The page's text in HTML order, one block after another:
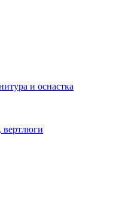
и оснастка
вертлюги